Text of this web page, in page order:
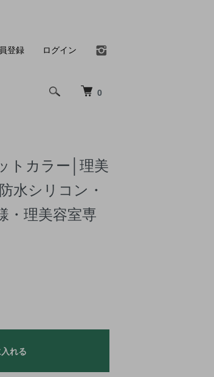
0
登録 ログイン
トカラー│理美
水シリコン・
・理美容室専
れる